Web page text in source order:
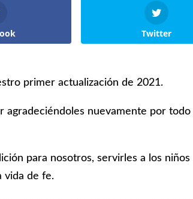
Twitter
primer actualización de 2021.
agradeciéndoles nuevamente por
para nosotros, servirles a los
vida de fe.